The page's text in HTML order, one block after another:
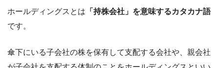
ホールディングスとは 「持株会社」を意味するカタカナ語
です。
傘下にいる子会社の株を保有して支配する会社や、親会社